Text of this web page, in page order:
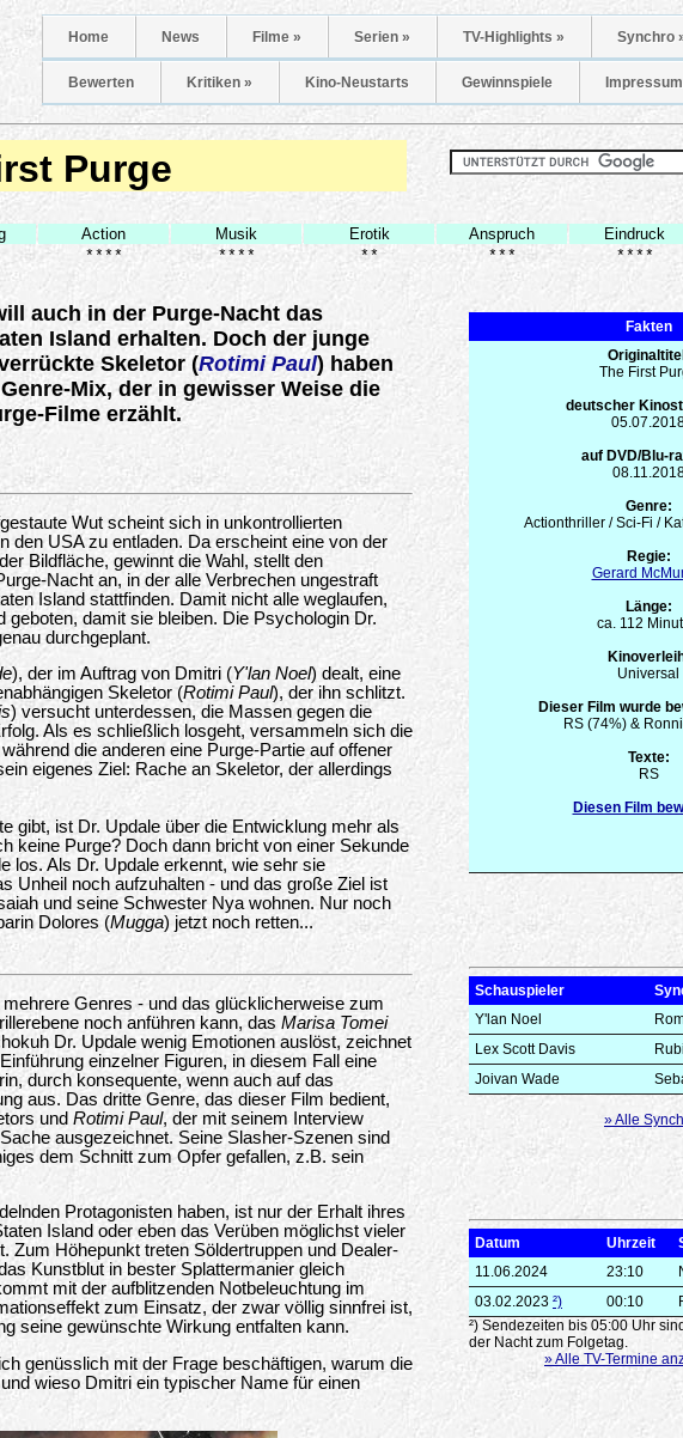
Home News Filme » Serien » TV-Highlights » Synchro
Bewerten Kritiken » Kino-Neustarts Gewinnspiele Impressum
Purge
Action Musik Erotik Anspruch Eindruck
**** **** ** *** ****
auch in der Purge-Nacht das
Island erhalten. Doch der junge
Skeletor (Rotimi Paul) haben
Mix, der in gewisser Weise die
Filme erzählt.
Wut scheint sich in unkontrollierten
den USA zu entladen. Da erscheint eine von der
Bildfläche, gewinnt die Wahl, stellt den
Nacht an, in der alle Verbrechen ungestraft
Island stattfinden. Damit nicht alle weglaufen,
damit sie bleiben. Die Psychologin Dr.
durchgeplant.
), der im Auftrag von Dmitri (Y'lan Noel) dealt, eine
Skeletor (Rotimi Paul), der ihn schlitzt.
) versucht unterdessen, die Massen gegen die
Als es schließlich losgeht, versammeln sich die
die anderen eine Purge-Partie auf offener
eigenes Ziel: Rache an Skeletor, der allerdings
gibt, ist Dr. Updale über die Entwicklung mehr als
keine Purge? Doch dann bricht von einer Sekunde
los. Als Dr. Updale erkennt, wie sehr sie
Unheil noch aufzuhalten - und das große Ziel ist
und seine Schwester Nya wohnen. Nur noch
Dolores (Mugga) jetzt noch retten...
Genres - und das glücklicherweise zum
noch anführen kann, das Marisa Tomei
Dr. Updale wenig Emotionen auslöst, zeichnet
einzelner Figuren, in diesem Fall eine
durch konsequente, wenn auch auf das
aus. Das dritte Genre, das dieser Film bedient,
und Rotimi Paul, der mit seinem Interview
ausgezeichnet. Seine Slasher-Szenen sind
dem Schnitt zum Opfer gefallen, z.B. sein
Protagonisten haben, ist nur der Erhalt ihres
Island oder eben das Verüben möglichst vieler
Zum Höhepunkt treten Söldertruppen und Dealer-
Kunstblut in bester Splattermanier gleich
mit der aufblitzenden Notbeleuchtung im
zum Einsatz, der zwar völlig sinnfrei ist,
seine gewünschte Wirkung entfalten kann.
genüsslich mit der Frage beschäftigen, warum die
wieso Dmitri ein typischer Name für einen
Fakten
The First
deutscher
auf DVD/Blu-
Genre:
Actionthriller / Sci-Fi /
Regie:
Gerard
Länge:
ca. 112
Universal
Dieser Film wurde
RS (74%) &
Texte:
RS
Diesen Film
Schauspieler
Y'lan Noel
Lex Scott Davis
Joivan Wade
» Alle
Datum Uhrzeit
11.06.2024
23:10
03.02.2023 ²) 00:10
²) Sendezeiten bis 05:00 Uhr
der Nacht zum Folgetag.
» Alle TV-Termine